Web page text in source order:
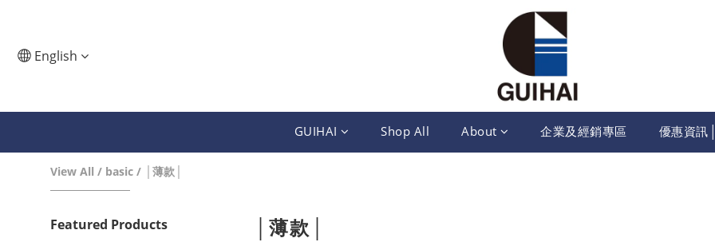
English
GUIHAI Shop All About 企業及經銷專區 優惠資訊
View All / basic / │薄款│
Featured Products
│薄款│